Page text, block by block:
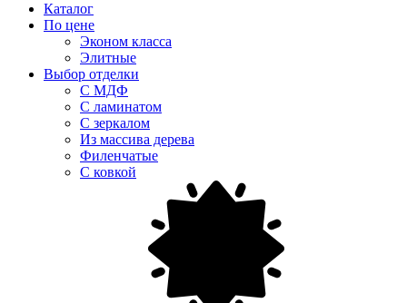
Каталог
По цене
Эконом класса
Элитные
Выбор отделки
С МДФ
С ламинатом
С зеркалом
Из массива дерева
Филенчатые
С ковкой